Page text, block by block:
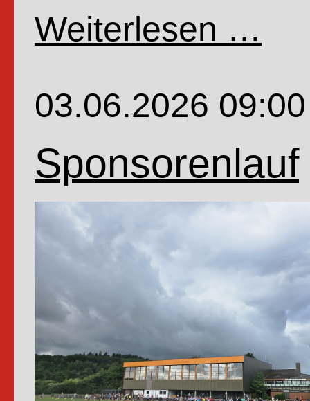
Weiterlesen …
der
03.06.2026 09:00
Sponsorenlauf